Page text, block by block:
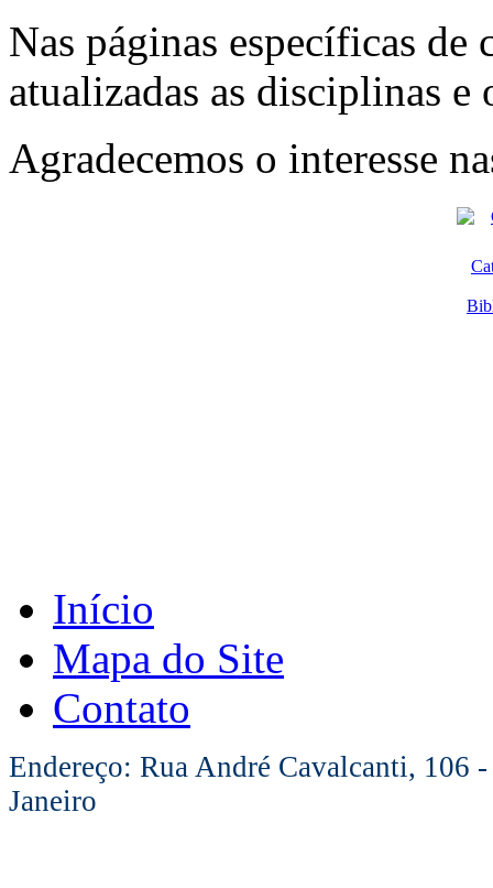
Nas páginas específicas de
atualizadas as disciplinas e
Agradecemos o interesse
Início
Mapa do Site
Contato
Endereço: Rua André Cavalcanti, 106
Janeiro